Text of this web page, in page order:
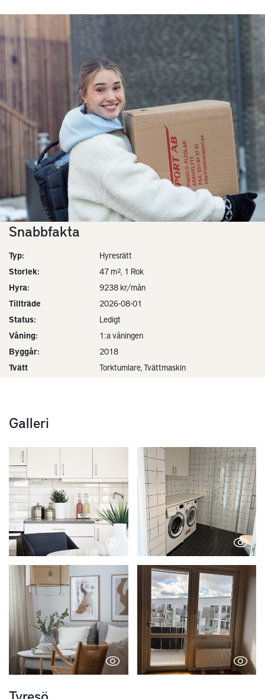
Snabbfakta
Typ:
Hyresrätt
Storlek:
47 m², 1 Rok
Hyra:
9238 kr/mån
Tillträde
2026-08-01
Status:
Ledigt
Våning:
1:a våningen
Byggår:
2018
Tvätt
Torktumlare, Tvättmaskin
Galleri